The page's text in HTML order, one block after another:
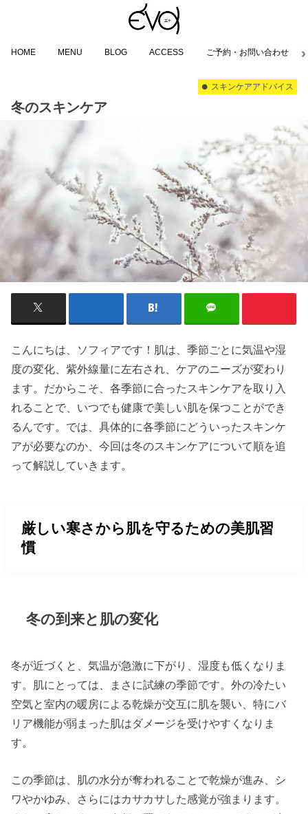
HOME MENU BLOG ACCESS ご予約・お問い合わせ
スキンケアアドバイス
冬のスキンケア
こんにちは、ソフィアです！肌は、季節ごとに気温や湿
度の変化、紫外線量に左右され、ケアのニーズが変わり
ます。だからこそ、各季節に合ったスキンケアを取り入
れることで、いつでも健康で美しい肌を保つことができ
るんです。では、具体的に各季節にどういったスキンケ
アが必要なのか、今回は冬のスキンケアについて順を追
って解説していきます。
厳しい寒さから肌を守るための美肌習
慣
冬の到来と肌の変化
冬が近づくと、気温が急激に下がり、湿度も低くなりま
す。肌にとっては、まさに試練の季節です。外の冷たい
空気と室内の暖房による乾燥が交互に肌を襲い、特にバ
リア機能が弱まった肌はダメージを受けやすくなりま
す。
この季節は、肌の水分が奪われることで乾燥が進み、シ
ワやかゆみ、さらにはカサカサした感覚が強まります。